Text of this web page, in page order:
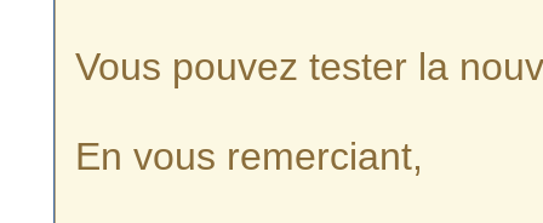
Vous pouvez tester la
En vous remerciant,